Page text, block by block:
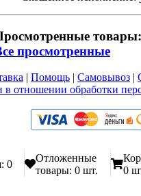
просмотренные
| Помощь | Самовывоз |
в отношении обработки
0
Отложенные
товары: 0 шт.
0